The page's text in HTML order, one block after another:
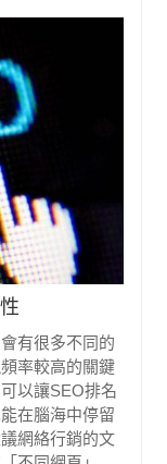
有很多不同的
率較高的關鍵
以讓SEO排名
在腦海中停留
網絡行銷的文